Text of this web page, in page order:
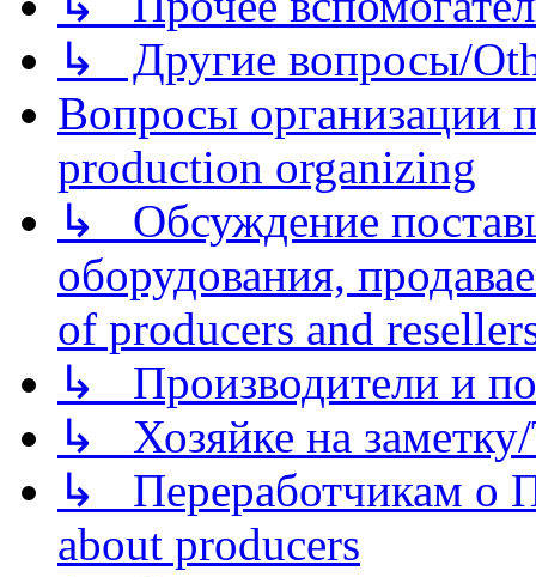
↳ Другие вопросы/
Вопросы организации
production organizing
↳ Обсуждение
оборудования,
of producers and
↳ Производители и
↳ Хозяйке на
↳ Переработчикам о
about producers